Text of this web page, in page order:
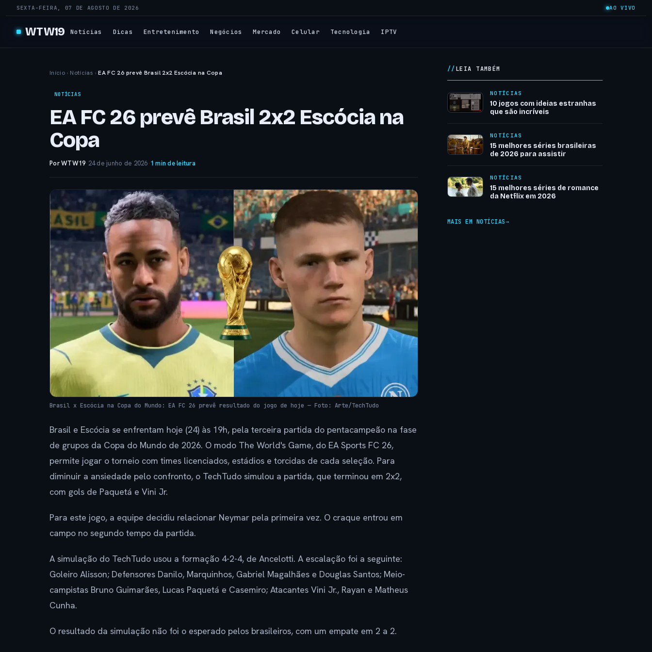
SEXTA-FEIRA, 07 DE AGOSTO DE 2026 AO VIVO
WTW19 Notícias Dicas Entretenimento Negócios Mercado Celular Tecnologia IPTV
Início › Notícias › EA FC 26 prevê Brasil 2x2 Escócia na Copa
NOTÍCIAS
EA FC 26 prevê Brasil 2x2 Escócia na
Copa
Por WTW19· 24 de junho de 2026·1 min de leitura
Brasil x Escócia na Copa do Mundo: EA FC 26 prevê resultado do jogo de hoje — Foto: Arte/TechTudo
Brasil e Escócia se enfrentam hoje (24) às 19h, pela terceira partida do pentacampeão na fase
de grupos da Copa do Mundo de 2026. O modo The World's Game, do EA Sports FC 26,
permite jogar o torneio com times licenciados, estádios e torcidas de cada seleção. Para
diminuir a ansiedade pelo confronto, o TechTudo simulou a partida, que terminou em 2x2,
com gols de Paquetá e Vini Jr.
Para este jogo, a equipe decidiu relacionar Neymar pela primeira vez. O craque entrou em
campo no segundo tempo da partida.
A simulação do TechTudo usou a formação 4-2-4, de Ancelotti. A escalação foi a seguinte:
Goleiro Alisson; Defensores Danilo, Marquinhos, Gabriel Magalhães e Douglas Santos; Meio-
campistas Bruno Guimarães, Lucas Paquetá e Casemiro; Atacantes Vini Jr., Rayan e Matheus
Cunha.
O resultado da simulação não foi o esperado pelos brasileiros, com um empate em 2 a 2.
LEIA TAMBÉM
NOTÍCIAS
10 jogos com ideias estranhas
que são incríveis
NOTÍCIAS
15 melhores séries brasileiras
de 2026 para assistir
NOTÍCIAS
15 melhores séries de romance
da Netflix em 2026
MAIS EM NOTÍCIAS